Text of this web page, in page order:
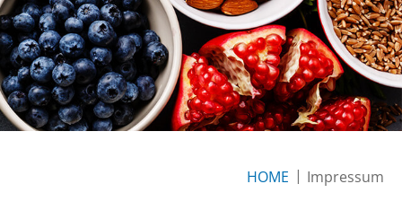
HOME Impressum